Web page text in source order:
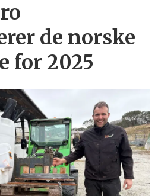
de norske
for 2025